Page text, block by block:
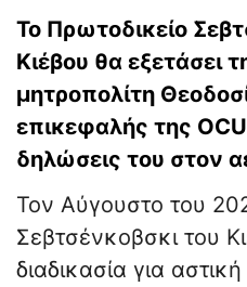
Το Πρωτοδικείο
Κιέβου θα εξετάσει
μητροπολίτη
επικεφαλής της OCU
δηλώσεις του στον
Τον Αύγουστο του
Σεβτσένκοβσκι του
διαδικασία για